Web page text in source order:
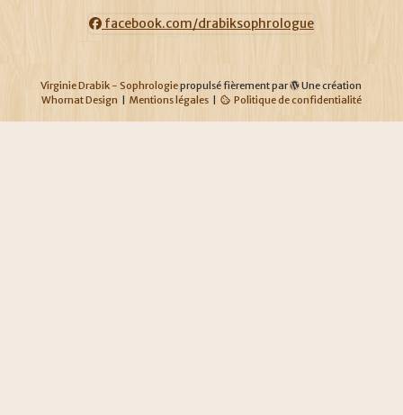
facebook.com/drabiksophrologue
Virginie Drabik - Sophrologiepropulsé fièrement par
Une création
Whornat Design
Mentions légales Politique de confidentialité